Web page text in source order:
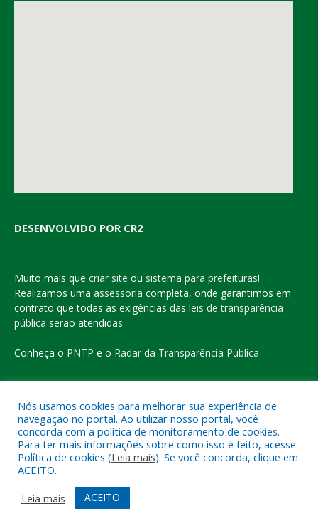
DESENVOLVIDO POR CR2
Muito mais que criar site ou sistema para prefeituras!
Realizamos uma assessoria completa, onde garantimos em
contrato que todas as exigências das leis de transparência
pública serão atendidas.
Conheça o PNTP e o Radar da Transparência Pública
Todos os direitos reservados a Prefeitura Municipal de Eldorado
do Carajás
Mapa do Site
Acessar o Webmail
Nós usamos cookies para melhorar sua experiência de
navegação no portal. Ao utilizar nosso portal, você
concorda com a política de monitoramento de cookies.
Para ter mais informações sobre como isso é feito, acesse
Política de cookies (Leia mais). Se você concorda, clique em
ACEITO.
Leia mais
ACEITO